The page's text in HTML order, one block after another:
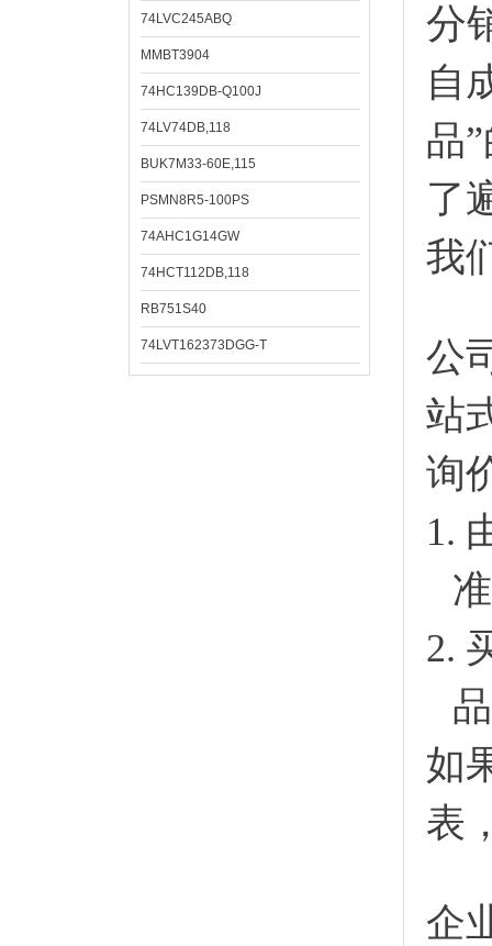
74LVC245ABQ
MMBT3904
74HC139DB-Q100J
74LV74DB,118
BUK7M33-60E,115
PSMN8R5-100PS
74AHC1G14GW
74HCT112DB,118
RB751S40
74LVT162373DGG-T
分
自
品
了
我
公
站
询
1.
2.
如
表
企